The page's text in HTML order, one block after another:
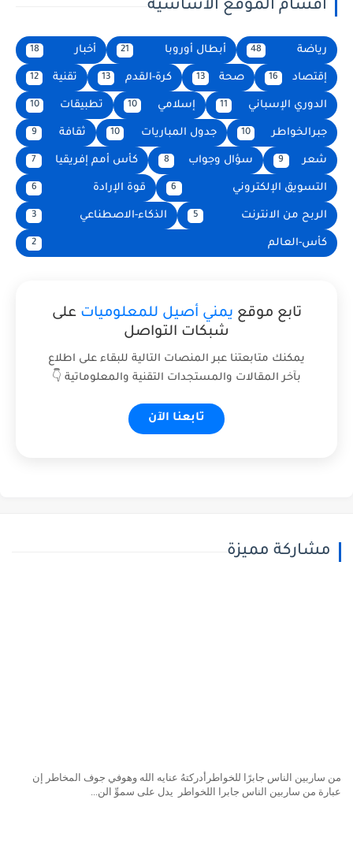
اقسام الموقع الأساسية
رياضة 48 أبطال أوروبا أخبار
إقتصاد صحة كرة-القدم تقنية
الدوري الإسباني إسلامي تطبيقات
جبرالخواطر جدول المباريات ثقافة
شعر سؤال وجواب كأس أمم إفريقيا
التسويق الإلكتروني قوة الإرادة
الربح من الانترنت الذكاء-الاصطناعي
كأس-العالم
تابع موقعيمني أصيل للمعلومياتعلى
شبكات التواصل
يمكنك متابعتنا عبر المنصات التالية للبقاء على اطلاع
بآخر المقالات والمستجدات التقنية والمعلوماتية 👇
تابعنا الآن
مشاركة مميزة
ساربين الناس جابرًا للخواطرأدركتهُ عنايه الله وهوفي جوف المخاطر إن
من ساربين الناس جابرا اللخواطر يدل على سموِّ الن...